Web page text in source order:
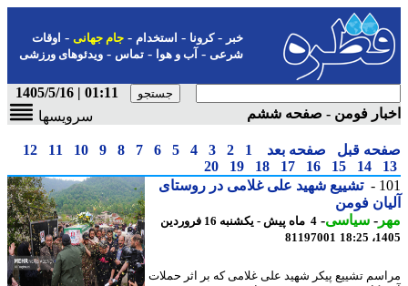
-کرونا-استخدام- جام جهانی-اوقات
شرعی-آب و هوا-تماس-ویدئوهای ورزشی
01:11 | 1405/5/16
فومن - صفحه ششم
سرویسها
قبل صفحه بعد 1
2
3
4
5
6
7
8
9
10
11
12
14
15
16
17
18
19
20
تشییع شهید علی غلامی در روستای
فومن
-سیاسی-
4 ماه پیش - یکشنبه 16 فروردین
81197001
تشییع پیکر شهید علی غلامی که بر اثر حملات